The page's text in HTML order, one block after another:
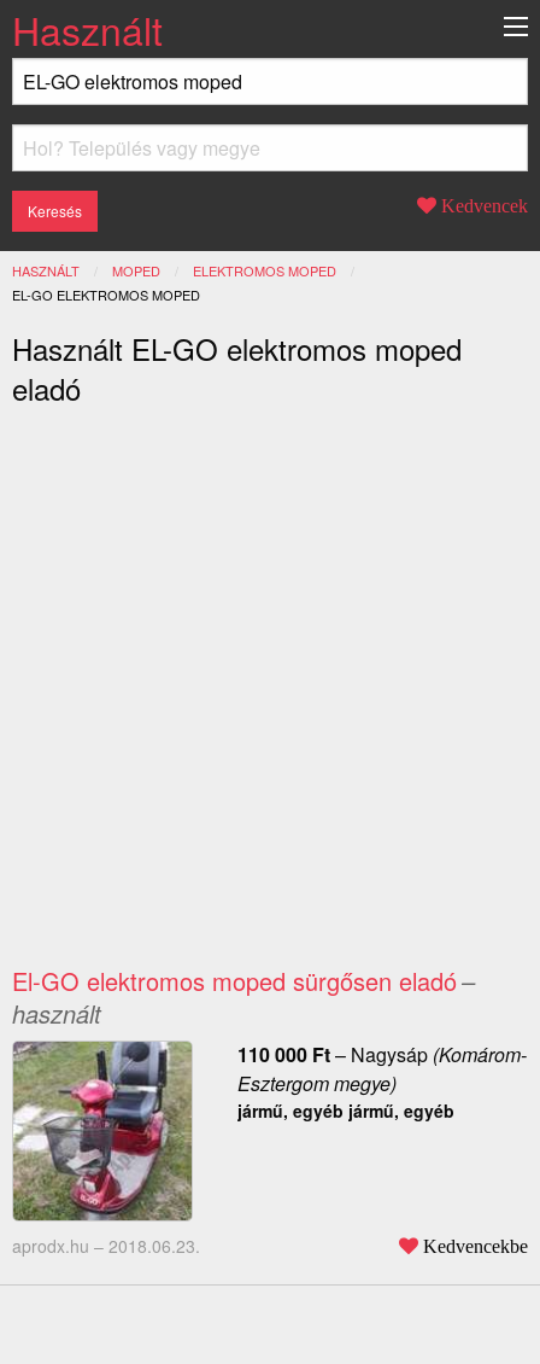
Használt
Kedvencek
HASZNÁLT MOPED
ELEKTROMOS MOPED
JELENLEGI:
EL-GO ELEKTROMOS MOPED
Használt EL-GO elektromos moped
eladó
El-GO elektromos moped sürgősen eladó–
használt
110 000 Ft– Nagysáp(Komárom-
Esztergom megye)
jármű, egyéb jármű, egyéb
aprodx.hu – 2018.06.23. Kedvencekbe